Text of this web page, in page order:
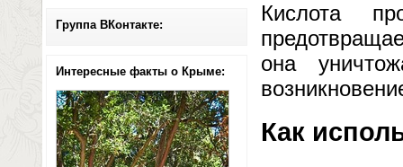
Группа ВКонтакте:
Интересные факты о Крыме:
Кислота
она
Как